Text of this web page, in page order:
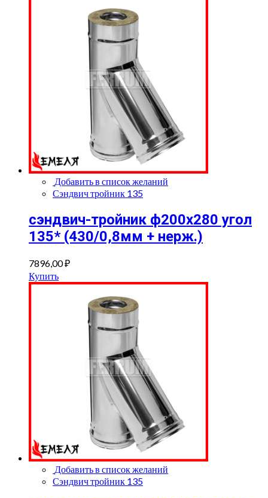
Добавить в список желаний
Сэндвич тройник 135
сэндвич-тройник ф200х280 угол
135* (430/0,8мм + нерж.)
7896,00₽
Купить
Добавить в список желаний
Сэндвич тройник 135